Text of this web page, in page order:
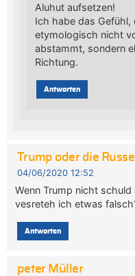
Aluhut aufsetzen!
Ich habe das Gefühl,
etymologisch nicht
abstammt, sondern
Richtung.
Antworten
Trump oder die
04/06/2020 12:52
Wenn Trump nicht
vesreteh ich etwas
Antworten
peter Müller